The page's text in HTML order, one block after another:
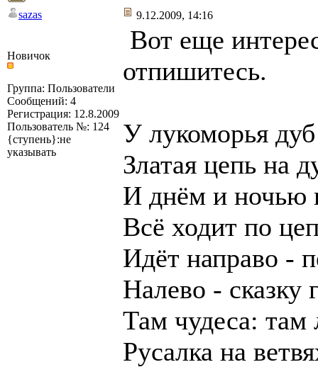
sazas 9.12.2009, 14:16
Новичок
Группа: Пользователи
Сообщений: 4
Регистрация: 12.8.2009
Пользователь №: 124
{ступень}:не
указывать
Вот еще
отпишитесь.
У лукоморья
Златая цепь на
И днём и ночью
Всё ходит по
Идёт направо -
Налево - сказку
Там чудеса: там
Русалка на